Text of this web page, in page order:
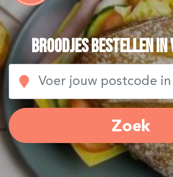
Broodjes bestellen in
Zoek